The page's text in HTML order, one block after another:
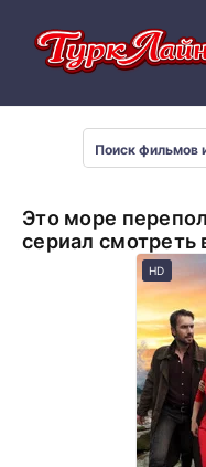
Это море
сериал смотреть
HD